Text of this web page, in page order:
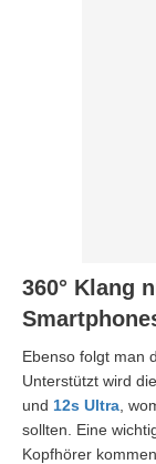
360° Klang
Ebenso folgt man
Unterstützt wird
und 12s Ultra ,
sollten. Eine
Kopfhörer